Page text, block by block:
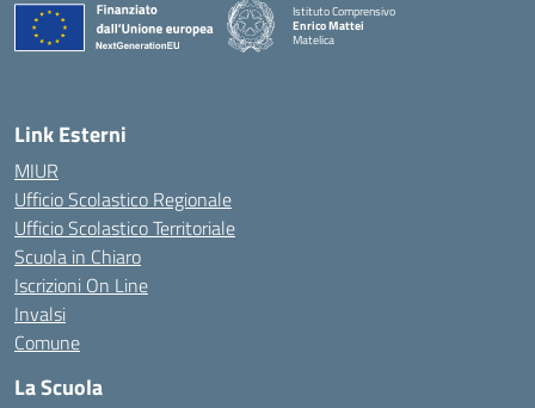
Istituto Comprensivo
Enrico Mattei
Matelica
Link Esterni
MIUR
Ufficio Scolastico Regionale
Ufficio Scolastico Territoriale
Scuola in Chiaro
Iscrizioni On Line
Invalsi
Comune
La Scuola